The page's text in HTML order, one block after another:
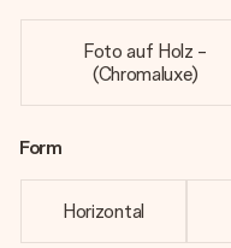
Foto auf Holz -
(Chromaluxe)
Form
Horizontal